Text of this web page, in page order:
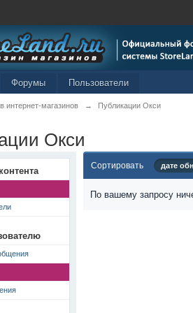
Форумы Пользователи
интернет-магазинов → Публикации Окси
Окси
Сортировать дате
По вашему запросу